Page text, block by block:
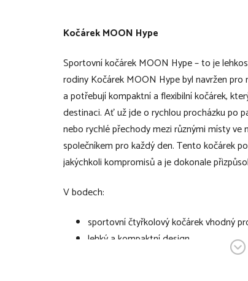
Kočárek MOON Hype
Sportovní kočárek MOON Hype – to je
rodiny Kočárek MOON Hype byl navržen
a potřebují kompaktní a flexibilní kočárek,
destinaci. Ať už jde o rychlou procházku po
nebo rychlé přechody mezi různými místy
společníkem pro každý den. Tento kočárek
jakýchkoli kompromisů a je dokonale
V bodech:
sportovní čtyřkolový kočárek vhodný
lehký a kompaktní design
kočárek je ideální pro rodiče, kteří